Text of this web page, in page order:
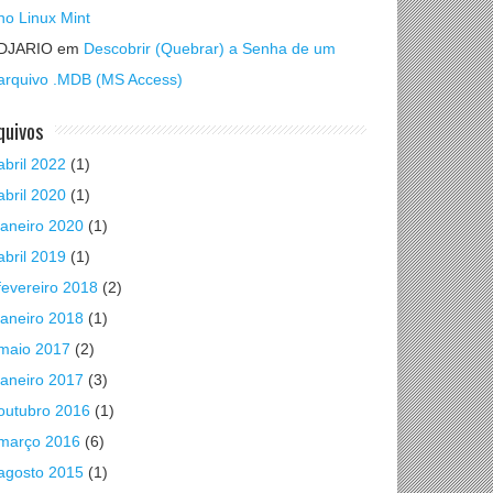
Linux Mint
em Descobrir (Quebrar) a Senha de um
.MDB (MS Access)
2022 (1)
2020 (1)
2020 (1)
2019 (1)
2018 (2)
2018 (1)
2017 (2)
2017 (3)
2016 (1)
2016 (6)
2015 (1)